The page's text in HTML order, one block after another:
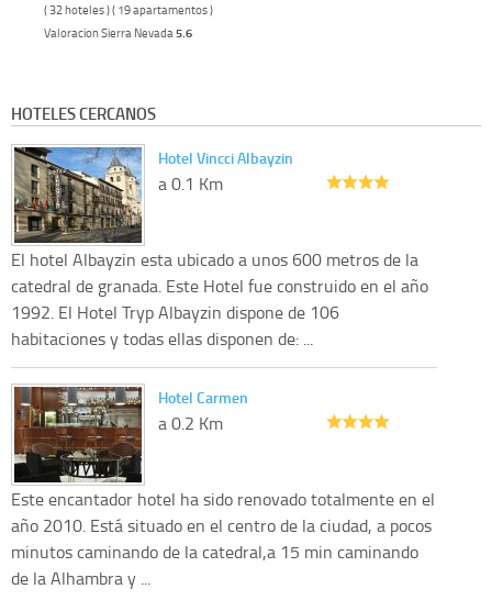
( 32 hoteles ) ( 19 apartamentos )
Valoracion Sierra Nevada5.6
HOTELES CERCANOS
Hotel Vincci Albayzin
a 0.1 Km
El hotel Albayzin esta ubicado a unos 600 metros de la
catedral de granada. Este Hotel fue construido en el año
1992. El Hotel Tryp Albayzin dispone de 106
habitaciones y todas ellas disponen de: ...
Hotel Carmen
a 0.2 Km
Este encantador hotel ha sido renovado totalmente en el
año 2010. Está situado en el centro de la ciudad, a pocos
minutos caminando de la catedral,a 15 min caminando
de la Alhambra y ...